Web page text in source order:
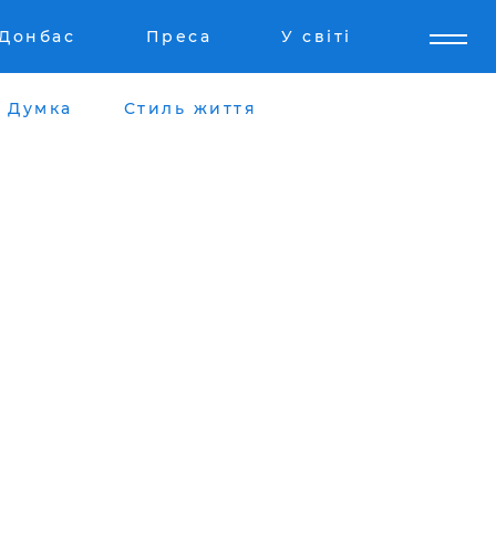
Преса У світі
Думка Стиль життя